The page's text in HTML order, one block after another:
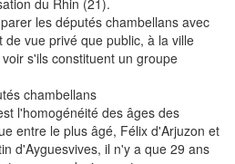
du Rhin (21).
les députés chambellans avec
vue privé que public, à la ville
s'ils constituent un groupe
chambellans
l'homogénéité des âges des
entre le plus âgé, Félix d'Arjuzon et
d'Ayguesvives, il n'y a que 29 ans